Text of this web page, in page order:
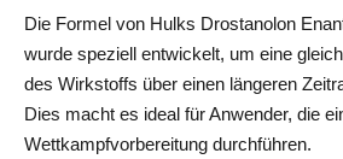
Die Formel von Hulks Drostanolon
wurde speziell entwickelt, um eine
des Wirkstoffs über einen längeren
Dies macht es ideal für Anwender, die
Wettkampfvorbereitung durchführen.